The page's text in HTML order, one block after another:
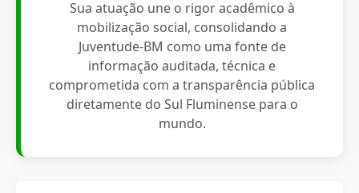
Sua atuação une o rigor acadêmico à
mobilização social, consolidando a
Juventude-BM como uma fonte de
informação auditada, técnica e
comprometida com a transparência pública
diretamente do Sul Fluminense para o
mundo.